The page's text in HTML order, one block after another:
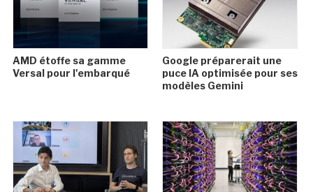
AMD étoffe sa gamme
Versal pour l'embarqué
Google préparerait une
puce IA optimisée pour ses
modèles Gemini